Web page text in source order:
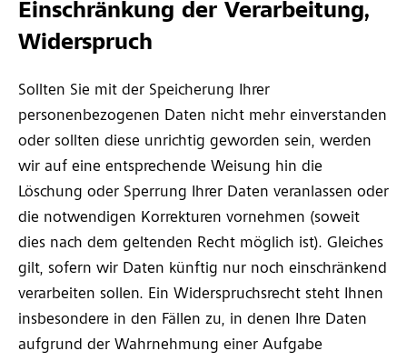
Einschränkung der Verarbeitung,
Widerspruch
Sollten Sie mit der Speicherung Ihrer
personenbezogenen Daten nicht mehr einverstanden
oder sollten diese unrichtig geworden sein, werden
wir auf eine entsprechende Weisung hin die
Löschung oder Sperrung Ihrer Daten veranlassen oder
die notwendigen Korrekturen vornehmen (soweit
dies nach dem geltenden Recht möglich ist). Gleiches
gilt, sofern wir Daten künftig nur noch einschränkend
verarbeiten sollen. Ein Widerspruchsrecht steht Ihnen
insbesondere in den Fällen zu, in denen Ihre Daten
aufgrund der Wahrnehmung einer Aufgabe